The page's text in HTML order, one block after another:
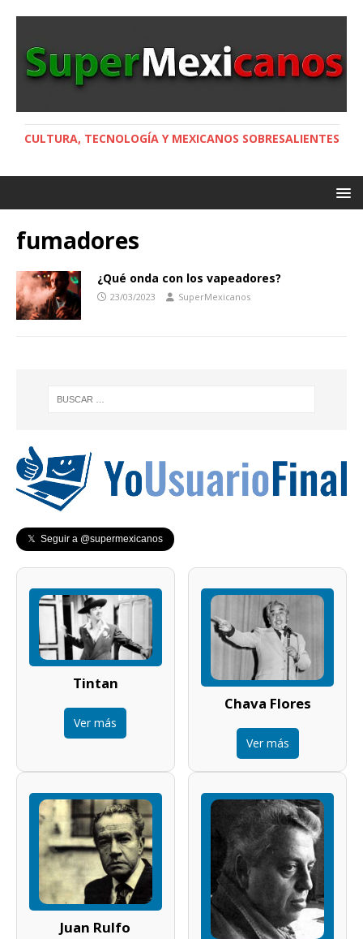
CULTURA, TECNOLOGÍA Y MEXICANOS SOBRESALIENTES
fumadores
¿Qué onda con los vapeadores?
23/03/2023 SuperMexicanos
𝕏 Seguir a @supermexicanos
Tintan
Ver más
Chava Flores
Ver más
Juan Rulfo